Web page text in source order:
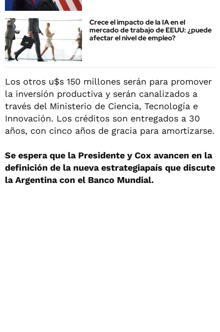
Crece el impacto de la IA en el
mercado de trabajo de EEUU: ¿puede
afectar el nivel de empleo?
Los otros u$s 150 millones serán para promover
la inversión productiva y serán canalizados a
través del Ministerio de Ciencia, Tecnología e
Innovación. Los créditos son entregados a 30
años, con cinco años de gracia para amortizarse.
Se espera que la Presidente y Cox avancen en la
definición de la nueva estrategiapaís que discute
la Argentina con el Banco Mundial.